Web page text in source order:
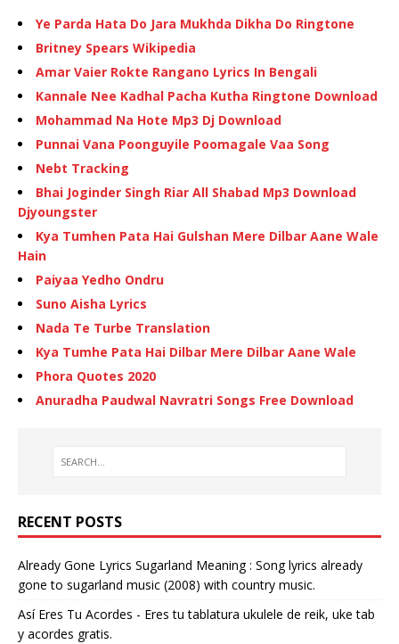
Ye Parda Hata Do Jara Mukhda Dikha Do Ringtone
Britney Spears Wikipedia
Amar Vaier Rokte Rangano Lyrics In Bengali
Kannale Nee Kadhal Pacha Kutha Ringtone Download
Mohammad Na Hote Mp3 Dj Download
Punnai Vana Poonguyile Poomagale Vaa Song
Nebt Tracking
Bhai Joginder Singh Riar All Shabad Mp3 Download
Djyoungster
Kya Tumhen Pata Hai Gulshan Mere Dilbar Aane Wale
Hain
Paiyaa Yedho Ondru
Suno Aisha Lyrics
Nada Te Turbe Translation
Kya Tumhe Pata Hai Dilbar Mere Dilbar Aane Wale
Phora Quotes 2020
Anuradha Paudwal Navratri Songs Free Download
RECENT POSTS
Already Gone Lyrics Sugarland Meaning : Song lyrics already
gone to sugarland music (2008) with country music.
Así Eres Tu Acordes - Eres tu tablatura ukulele de reik, uke tab
y acordes gratis.